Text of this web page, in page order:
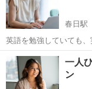
春日駅
英語を勉強していても
外と多くありません。 このレッスンでは、ネイティブ講師との会話を
通して、実際に使われて
書では学べない表現やリ
東京 文京区 春
一人
ン